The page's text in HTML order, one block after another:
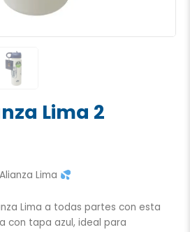
Lima 2
Lima
Lima a todas partes con esta
con tapa azul, ideal para